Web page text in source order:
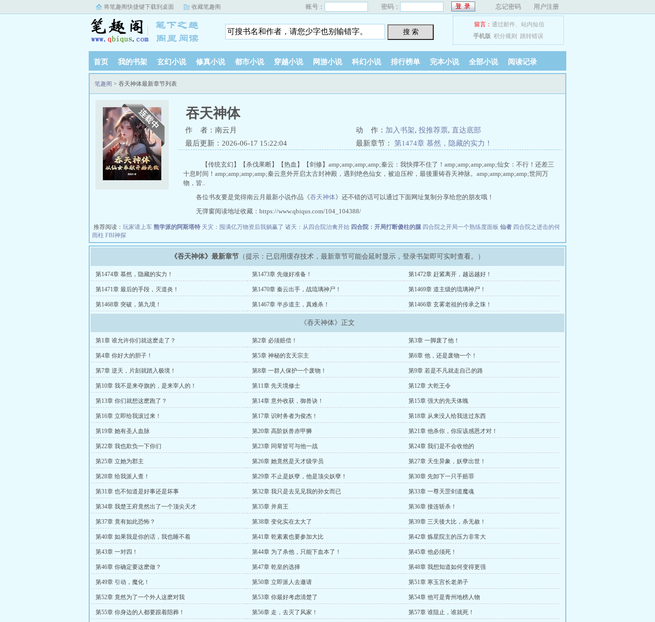
将笔趣阁快捷键下载到桌面 收藏笔趣阁 账号： 密码： 忘记密码 用户注册
搜 索
留言： 通过邮件、 站内短信
手机版 积分规则 跳转错误
首页 我的书架 玄幻小说 修真小说 都市小说 穿越小说 网游小说 科幻小说 排行榜单 完本小说 全部小说 阅读记录
笔趣阁 > 吞天神体最新章节列表
吞天神体
作 者：南云月 动 作： 加入书架, 投推荐票, 直达底部
最后更新：2026-06-17 15:22:04
最新章节： 第1474章 慕然，隐藏的实力！
【传统玄幻】【杀伐果断】【热血】【剑修】amp;amp;amp;amp;秦云：我快撑不住了！amp;amp;amp;amp;仙女：不行！还差三
十息时间！amp;amp;amp;amp;秦云意外开启太古封神殿，遇到绝色仙女，被迫压榨，最後重铸吞天神脉。amp;amp;amp;amp;世间万
物，皆..
各位书友要是觉得南云月最新小说作品《吞天神体》还不错的话可以通过下面网址复制分享给您的朋友哦！
无弹窗阅读地址收藏：https://www.qbiqus.com/104_104388/
推荐阅读： 玩家请上车 熊学派的阿斯塔特 天灾：囤满亿万物资后我躺赢了 诸天：从四合院治禽开始 四合院：开局打断傻柱的腿 四合院之开局一个熟练度面板 仙者 四合院之进击的何
雨柱 FBI神探
《吞天神体》最新章节 （提示：已启用缓存技术，最新章节可能会延时显示，登录书架即可实时查看。）
第1474章 慕然，隐藏的实力！ 第1473章 先做好准备！ 第1472章 赶紧离开，越远越好！
第1471章 最后的手段，灭道炎！ 第1470章 秦云出手，战琉璃神尸！ 第1469章 道主级的琉璃神尸！
第1468章 突破，第九境！ 第1467章 半步道主，真难杀！ 第1466章 玄雾老祖的传承之珠！
《吞天神体》正文
第1章 谁允许你们就这麽走了？ 第2章 必须赔偿！ 第3章 一脚废了他！
第4章 你好大的胆子！ 第5章 神秘的玄天宗主 第6章 他，还是废物一个！
第7章 逆天，片刻就踏入极境！ 第8章 一群人保护一个废物！ 第9章 若是不凡就走自己的路
第10章 我不是来夺旗的，是来宰人的！ 第11章 先天境修士 第12章 大乾王令
第13章 你们就想这麽跑了？ 第14章 意外收获，御兽诀！ 第15章 强大的先天体魄
第16章 立即给我滚过来！ 第17章 识时务者为俊杰！ 第18章 从来没人给我送过东西
第19章 她有圣人血脉 第20章 高阶妖兽赤甲狮 第21章 他杀你，你应该感恩才对！
第22章 我也欺负一下你们 第23章 同辈皆可与他一战 第24章 我们是不会收他的
第25章 立她为郡主 第26章 她竟然是天才级学员 第27章 天生异象，妖孽出世！
第28章 给我派人查！ 第29章 不止是妖孽，他是顶尖妖孽！ 第30章 先卸下一只手赔罪
第31章 也不知道是好事还是坏事 第32章 我只是去见见我的孙女而已 第33章 一尊天罡剑道魔魂
第34章 我楚王府竟然出了一个顶尖天才 第35章 并肩王 第36章 接连斩杀！
第37章 竟有如此恐怖？ 第38章 变化实在太大了 第39章 三天後大比，杀无赦！
第40章 如果我是你的话，我也睡不着 第41章 乾素素也要参加大比 第42章 炼星院主的压力非常大
第43章 一对四！ 第44章 为了杀他，只能下血本了！ 第45章 他必须死！
第46章 你确定要这麽做？ 第47章 乾皇的选择 第48章 我想知道如何变得更强
第49章 引动，魔化！ 第50章 立即派人去邀请 第51章 寒玉宫长老弟子
第52章 竟然为了一个外人这麽对我 第53章 你最好考虑清楚了 第54章 他可是青州地榜人物
第55章 你身边的人都要跟着陪葬！ 第56章 走，去灭了风家！ 第57章 谁阻止，谁就死！